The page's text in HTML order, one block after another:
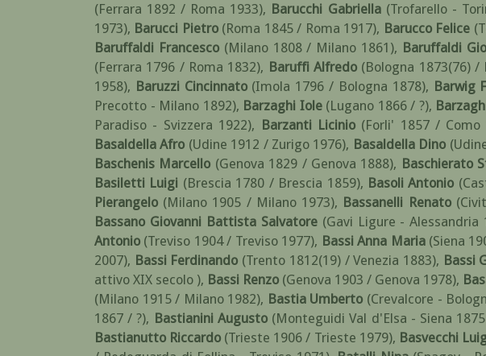
(Ferrara 1892 / Roma 1933), Barucchi Gabriella (Trofarello -
1973), Barucci Pietro (Roma 1845 / Roma 1917), Barucco Felice
Baruffaldi Francesco (Milano 1808 / Milano 1861), Baruffaldi
(Ferrara 1796 / Roma 1832), Baruffi Alfredo (Bologna 1873(76) /
1958), Baruzzi Cincinnato (Imola 1796 / Bologna 1878), Barwig
Precotto - Milano 1892), Barzaghi Iole (Lugano 1866 / ?),
Paradiso - Svizzera 1922), Barzanti Licinio (Forli' 1857 / Como
Basaldella Afro (Udine 1912 / Zurigo 1976), Basaldella Dino
Baschenis Marcello (Genova 1829 / Genova 1888), Baschierato
Basiletti Luigi (Brescia 1780 / Brescia 1859), Basoli Antonio
Pierangelo (Milano 1905 / Milano 1973), Bassanelli Renato
Bassano Giovanni Battista Salvatore (Gavi Ligure -
Antonio (Treviso 1904 / Treviso 1977), Bassi Anna Maria (Siena
2007), Bassi Ferdinando (Trento 1812(19) / Venezia 1883), Bassi
attivo XIX secolo ), Bassi Renzo (Genova 1903 / Genova 1978),
(Milano 1915 / Milano 1982), Bastia Umberto (Crevalcore -
1867 / ?), Bastianini Augusto (Monteguidi Val d'Elsa - Siena
Bastianutto Riccardo (Trieste 1906 / Trieste 1979), Basvecchi